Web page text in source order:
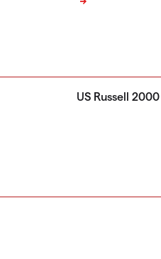
US Russell